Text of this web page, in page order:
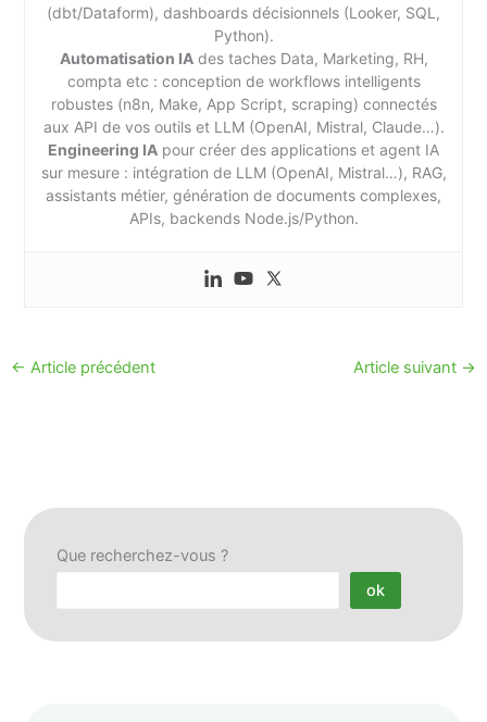
(dbt/Dataform), dashboards décisionnels (Looker, SQL,
Python).
Automatisation IAdes taches Data, Marketing, RH,
compta etc : conception de workflows intelligents
robustes (n8n, Make, App Script, scraping) connectés
aux API de vos outils et LLM (OpenAI, Mistral, Claude…).
Engineering IA pour créer des applications et agent IA
sur mesure : intégration de LLM (OpenAI, Mistral…), RAG,
assistants métier, génération de documents complexes,
APIs, backends Node.js/Python.
← Article précédent Article suivant →
Que recherchez-vous ?
ok